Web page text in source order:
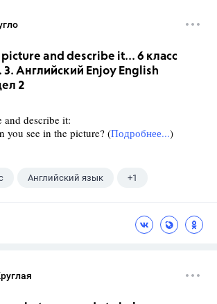
and describe it... 6 класс
З. Английский Enjoy English
2
describe it:
see in the picture? (Подробнее...)
Английский язык +1